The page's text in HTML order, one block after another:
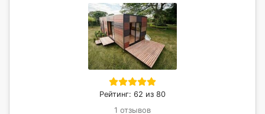
Рейтинг: 62 из 80
1 отзывов